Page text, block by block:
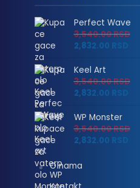
Perfect Wave
3,540.00RSD
2,832.00 RSD
Keel Art
3,540.00RSD
2,832.00 RSD
WP Monster
3,540.00RSD
2,832.00 RSD
O nama